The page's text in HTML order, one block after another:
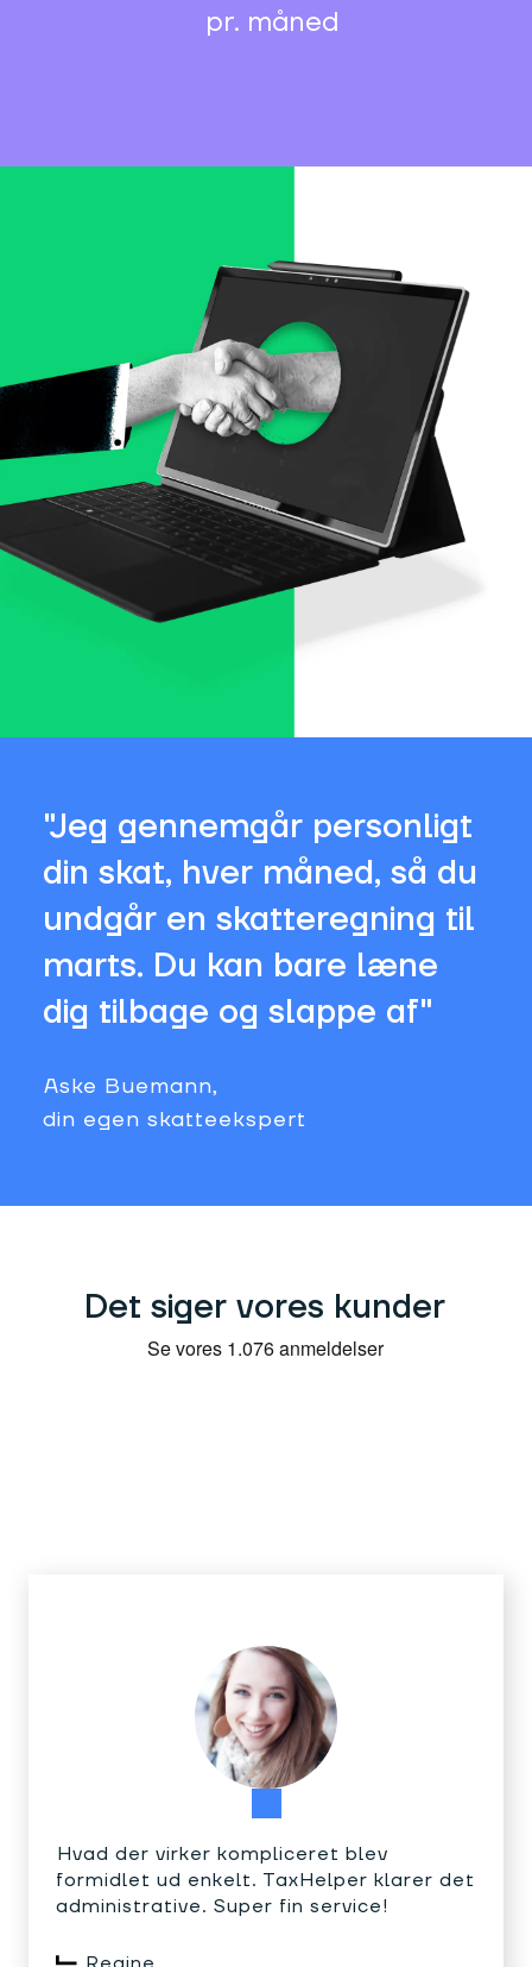
pr. måned
"Jeg gennemgår personligt
din skat, hver måned, så du
undgår en skatteregning til
marts. Du kan bare læne
dig tilbage og slappe af"
Aske Buemann,
din egen skatteekspert
Det siger vores kunder
Hvad der virker kompliceret blev
formidlet ud enkelt. TaxHelper klarer det
administrative. Super fin service!